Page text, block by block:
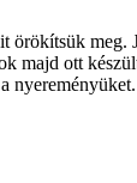
örökítsük meg.
majd ott
nyereményüket.